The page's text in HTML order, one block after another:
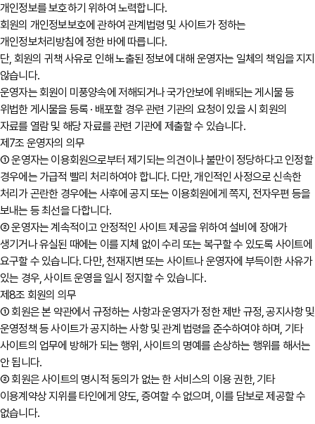
개인정보를 보호하기 위하여 노력합니다.
회원의 개인정보보호에 관하여 관계법령 및 사이트가 정하는
개인정보처리방침에 정한 바에 따릅니다.
단, 회원의 귀책 사유로 인해 노출된 정보에 대해 운영자는 일체의 책임을 지지
않습니다.
운영자는 회원이 미풍양속에 저해되거나 국가안보에 위배되는 게시물 등
위법한 게시물을 등록 · 배포할 경우 관련 기관의 요청이 있을 시 회원의
자료를 열람 및 해당 자료를 관련 기관에 제출할 수 있습니다.
제7조 운영자의 의무
① 운영자는 이용회원으로부터 제기되는 의견이나 불만이 정당하다고 인정할
경우에는 가급적 빨리 처리하여야 합니다. 다만, 개인적인 사정으로 신속한
처리가 곤란한 경우에는 사후에 공지 또는 이용회원에게 쪽지, 전자우편 등을
보내는 등 최선을 다합니다.
② 운영자는 계속적이고 안정적인 사이트 제공을 위하여 설비에 장애가
생기거나 유실된 때에는 이를 지체 없이 수리 또는 복구할 수 있도록 사이트에
요구할 수 있습니다. 다만, 천재지변 또는 사이트나 운영자에 부득이한 사유가
있는 경우, 사이트 운영을 일시 정지할 수 있습니다.
제8조 회원의 의무
① 회원은 본 약관에서 규정하는 사항과 운영자가 정한 제반 규정, 공지사항 및
운영정책 등 사이트가 공지하는 사항 및 관계 법령을 준수하여야 하며, 기타
사이트의 업무에 방해가 되는 행위, 사이트의 명예를 손상하는 행위를 해서는
안 됩니다.
② 회원은 사이트의 명시적 동의가 없는 한 서비스의 이용 권한, 기타
이용계약상 지위를 타인에게 양도, 증여할 수 없으며, 이를 담보로 제공할 수
없습니다.